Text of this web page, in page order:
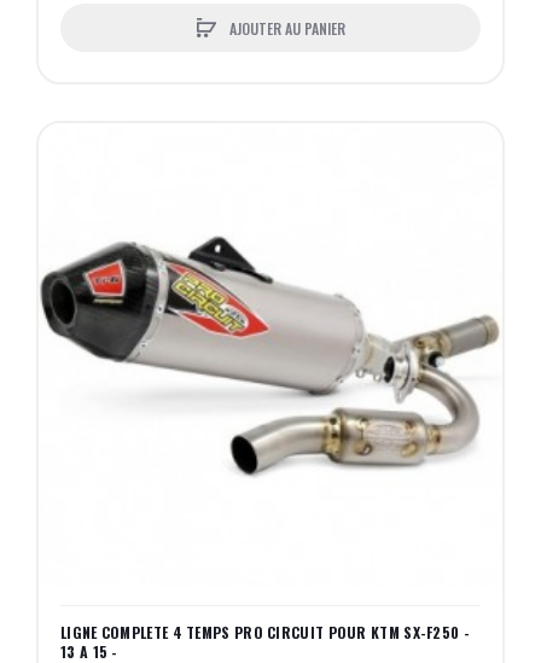
AJOUTER AU PANIER
LIGNE COMPLETE 4 TEMPS PRO CIRCUIT POUR KTM SX-F250 -
13 A 15 -